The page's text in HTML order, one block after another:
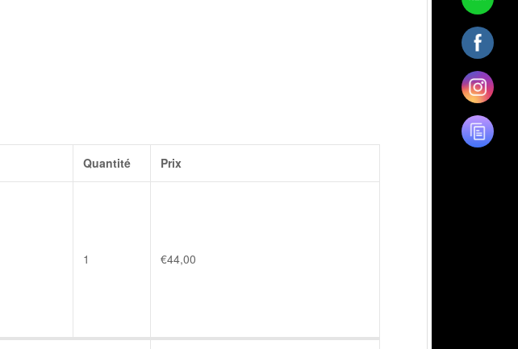
Quantité Prix
1 €44,00